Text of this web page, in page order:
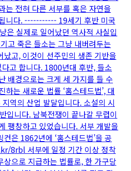
는 전혀 다른 서부를 혹은 자연을
니다. ----------- 19세기 후반 미국
은 실제로 일어났던 역사적 사실입
고 죽은 들소는 그냥 내버려두는
고, 이것이 선주민의 생존 기반을
고 합니다. 1800년대 후반, 들소
배경으로는 크게 세 가지를 들 수
는 새로운 법률 ‘홈스테드법’, 대
역의 산업 발달입니다. 소설의 시
입니다. 남북전쟁이 끝나갈 무렵이
팽창하고 있었습니다. 서부 개발을
은 1862년에 ‘홈스테드법’을 공
8rbl 서부에 일정 기간 이상 정착
상으로 지급하는 법률로, 한 가구당